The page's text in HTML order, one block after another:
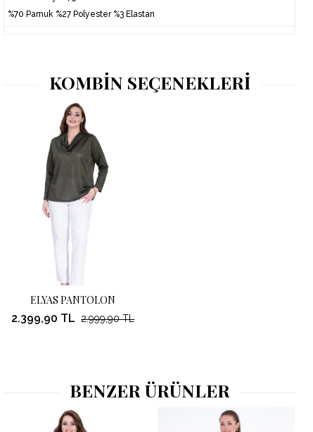
%70 Pamuk %27 Polyester %3 Elastan
KOMBİN SEÇENEKLERİ
ELYAS PANTOLON
2.399,90 TL 2.999,90 TL
BENZER ÜRÜNLER